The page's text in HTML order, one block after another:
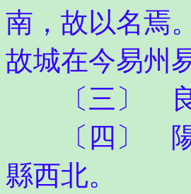
南，故以名焉
故城在今易州
〔三〕 良
〔四〕 陽鄉
縣西北。